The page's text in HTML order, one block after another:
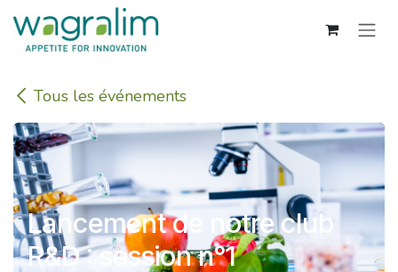
Se rendre au contenu
Tous les événements
Lancement de notre club
R&D : session n°1